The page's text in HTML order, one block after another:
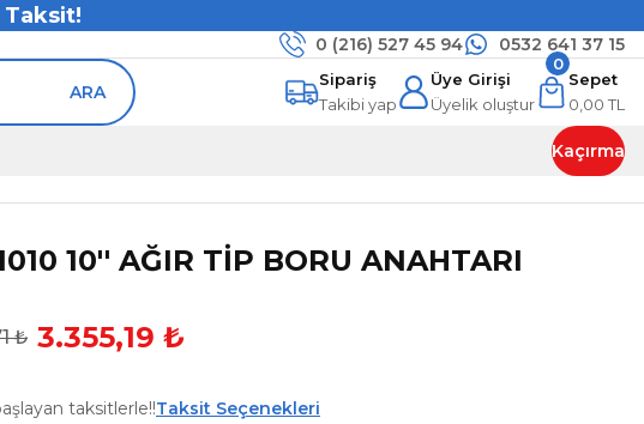
Taksit!
0 (216) 527 45 94 0532 641 37 15
ARA
Sipariş
Takibi yap
Üye Girişi
Üyelik oluştur
Sepet
0,00 TL
0
Kaçırma
10'' AĞIR TİP BORU ANAHTARI
₺ 3.355,19 ₺
taksitlerle!!Taksit Seçenekleri